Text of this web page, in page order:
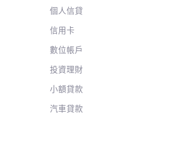
個人信貸
信用卡
數位帳戶
投資理財
小額貸款
汽車貸款